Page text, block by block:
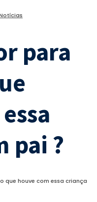
para
pai ?
que houve com essa criança